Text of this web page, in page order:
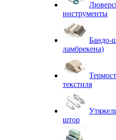
инструменты
Бандо-
ламбрекена)
текстиля
штор